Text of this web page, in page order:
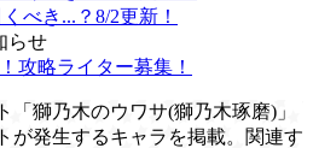
べき...？8/2更新！
らせ
攻略ライター募集！
獅乃木のウワサ(獅乃木琢磨)」
が発生するキャラを掲載。関連す